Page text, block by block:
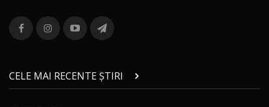
13
combină aventura cu luxul / AutoBlog.MD
36:08
chinez care face lumea să se întoarcă după el
/ AutoBlog.MD
17:27
CELE MAI RECENTE ȘTIRI